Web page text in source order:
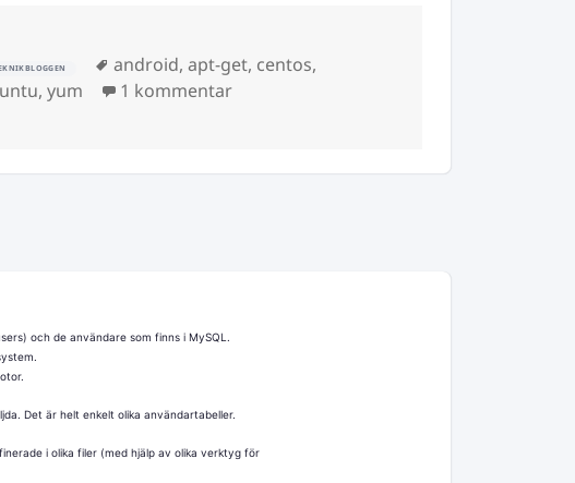
Taggar
android, apt-get, centos,
,yum 1 kommentartill Kraften av Unix?
och de användare som finns i MySQL.
Det är helt enkelt olika användartabeller.
i olika filer (med hjälp av olika verktyg för